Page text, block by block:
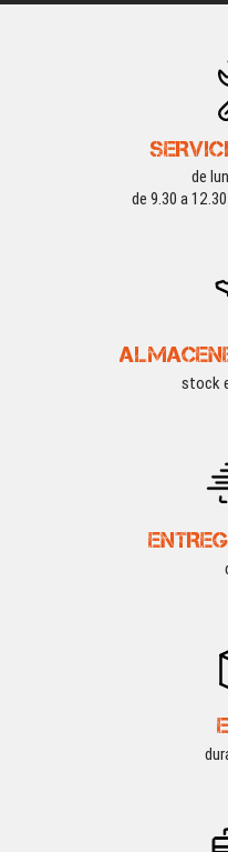
de
de 9.30 a
stock